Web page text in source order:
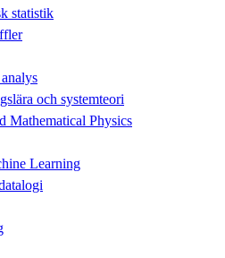
statistik
och systemteori
Mathematical Physics
Learning